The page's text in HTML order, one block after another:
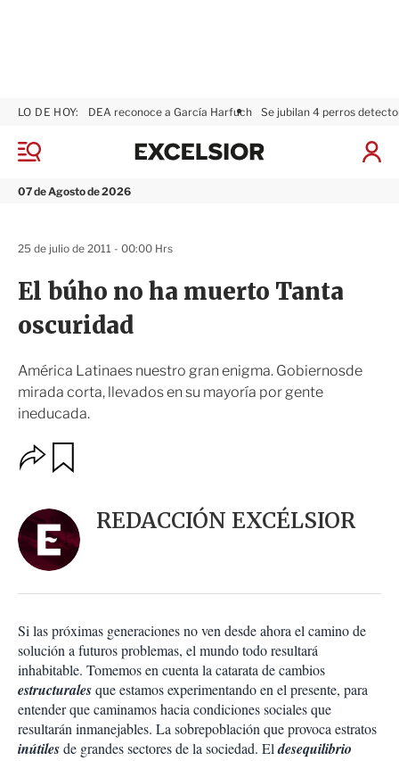
M
n
07 de Agosto de 2026
LO DE HOY: DEA reconoce a García Harfuch Se jubilan 4 perros
I
x
El búho no ha muerto Tanta
oscuridad
América Latinaes nuestro gran enigma. Gobiernosde
mirada corta, llevados en su mayoría por gente
ineducada.
25 de julio de 2011 - 00:00 Hrs
O
p
n
e
s
o
m
p
a
r
i
r
a
r
REDACCIÓN EXCÉLSIOR
Si las próximas generaciones no ven desde ahora el camino de
solución a futuros problemas, el mundo todo resultará
inhabitable. Tomemos en cuenta la catarata de cambios
estructuralesque estamos experimentando en el presente, para
entender que caminamos hacia condiciones sociales que
resultarán inmanejables. La sobrepoblación que provoca estratos
inútilesde grandes sectores de la sociedad. Eldesequilibrio